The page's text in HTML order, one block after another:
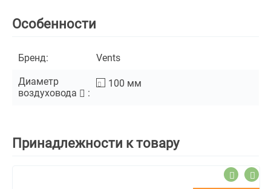
Особенности
Бренд: Vents
Диаметр
воздуховода
:
100 мм
Принадлежности к товару